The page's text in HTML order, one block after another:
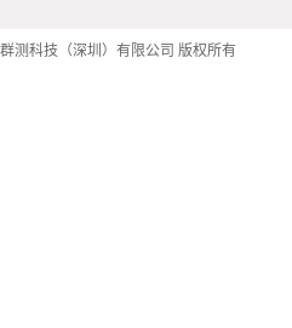
群测科技（深圳）有限公司 版权所有